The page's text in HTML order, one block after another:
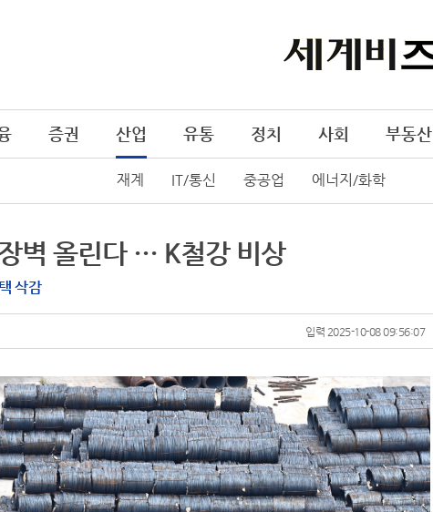
증권 산업
재계 IT/통신 중공업 에너지/화학
유통 정치 사회 부동산
벽 올린다 … K철강 비상
삭감
입력 2025-10-08 09:56:07